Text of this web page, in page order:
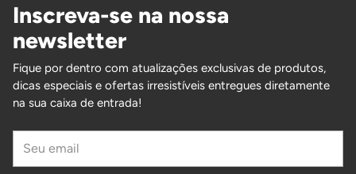
Inscreva-se na nossa
newsletter
Fique por dentro com atualizações exclusivas de produtos,
dicas especiais e ofertas irresistíveis entregues diretamente
na sua caixa de entrada!
email